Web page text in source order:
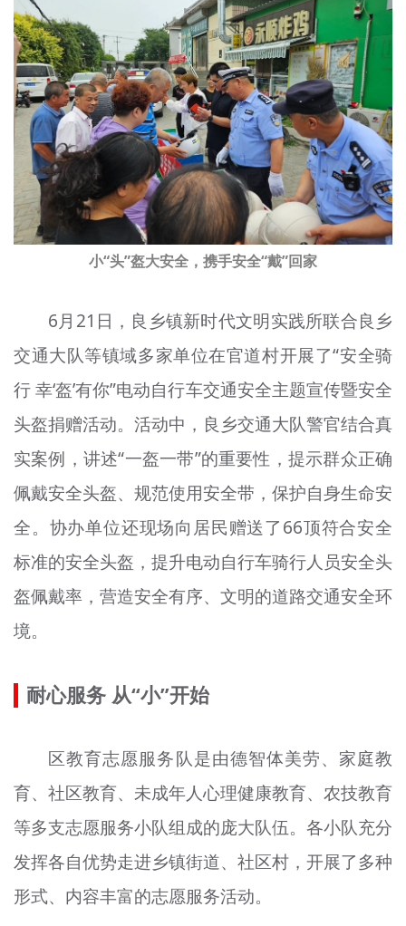
小“头”盔大安全，携手安全“戴”回家
6月21日，良乡镇新时代文明实践所联合良乡
交通大队等镇域多家单位在官道村开展了“安全骑
行 幸‘盔’有你”电动自行车交通安全主题宣传暨安全
头盔捐赠活动。活动中，良乡交通大队警官结合真
实案例，讲述“一盔一带”的重要性，提示群众正确
佩戴安全头盔、规范使用安全带，保护自身生命安
全。协办单位还现场向居民赠送了66顶符合安全
标准的安全头盔，提升电动自行车骑行人员安全头
盔佩戴率，营造安全有序、文明的道路交通安全环
境。
耐心服务 从“小”开始
区教育志愿服务队是由德智体美劳、家庭教
育、社区教育、未成年人心理健康教育、农技教育
等多支志愿服务小队组成的庞大队伍。各小队充分
发挥各自优势走进乡镇街道、社区村，开展了多种
形式、内容丰富的志愿服务活动。